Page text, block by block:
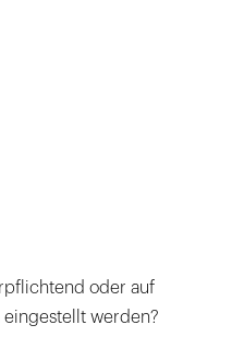
oder auf
werden?